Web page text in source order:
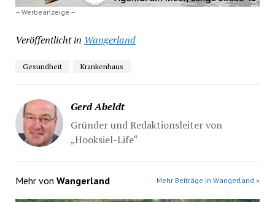
– Werbeanzeige –
Veröffentlicht in Wangerland
Gesundheit Krankenhaus
Gerd Abeldt
Gründer und Redaktionsleiter von
„Hooksiel-Life“
Mehr von Wangerland Mehr Beiträge in Wangerland »